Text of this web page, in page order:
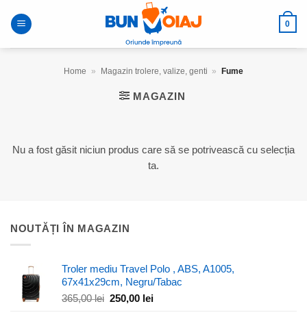
0
Home » Magazin trolere, valize, genti » Fume
MAGAZIN
Nu a fost găsit niciun produs care să se potrivească cu selecția
ta.
NOUTĂȚI ÎN MAGAZIN
Troler mediu Travel Polo , ABS, A1005,
67x41x29cm, Negru/Tabac
365,00lei Prețul
250,00 leiPrețul